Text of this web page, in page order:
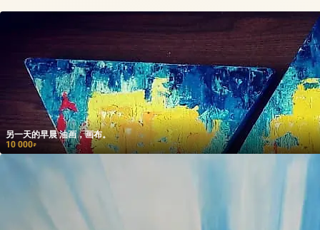
另一天的早晨 油画，画布。
10 000₽